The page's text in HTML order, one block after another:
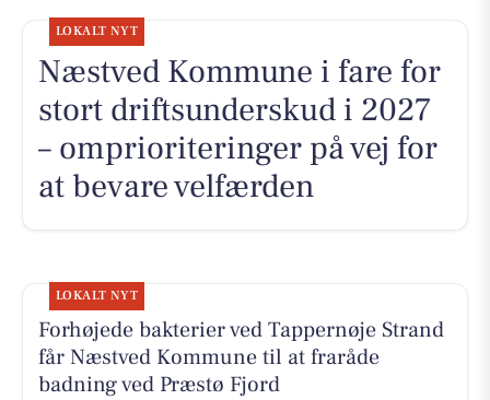
LOKALT NYT
Næstved Kommune i fare for
stort driftsunderskud i 2027
– omprioriteringer på vej for
at bevare velfærden
LOKALT NYT
Forhøjede bakterier ved Tappernøje Strand
får Næstved Kommune til at fraråde
badning ved Præstø Fjord